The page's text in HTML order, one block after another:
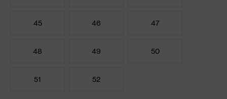
45 46 47
48 49 50
51 52